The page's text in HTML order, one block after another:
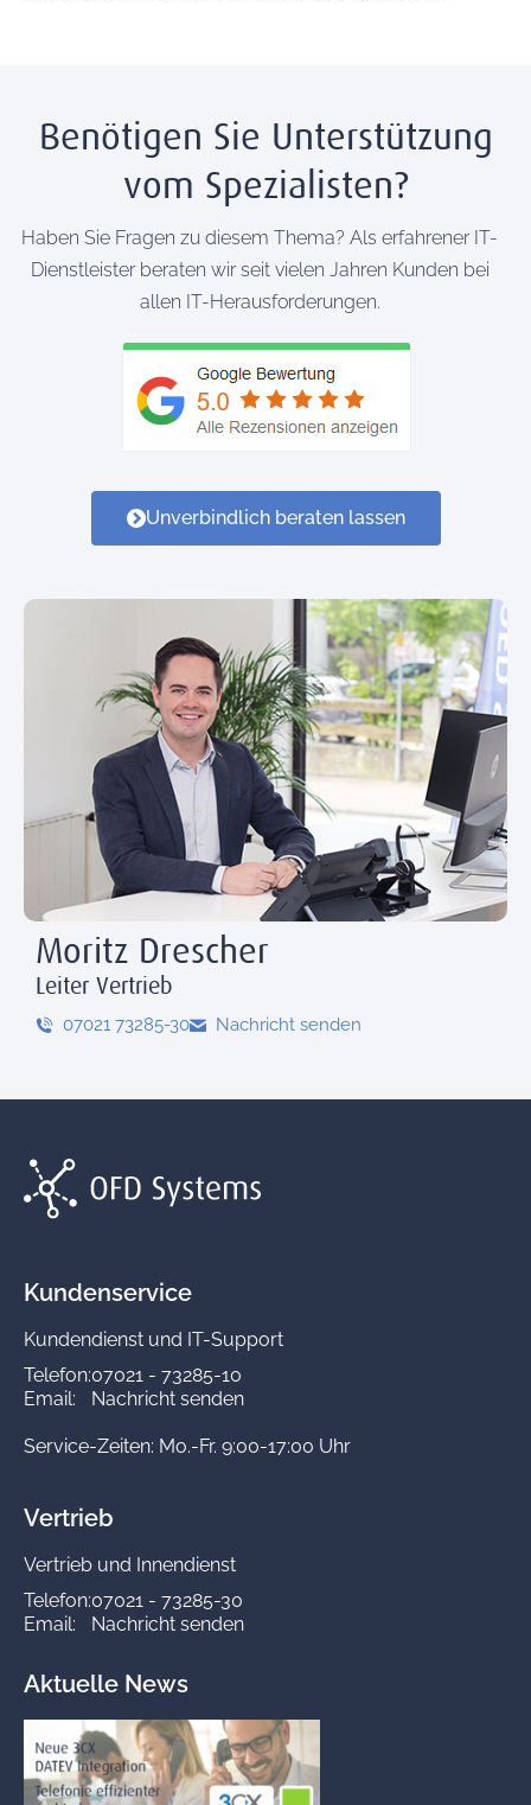
Benötigen Sie Unterstützung
vom Spezialisten?
Haben Sie Fragen zu diesem Thema? Als erfahrener IT-
Dienstleister beraten wir seit vielen Jahren Kunden bei
allen IT-Herausforderungen.
Unverbindlich beraten lassen
Moritz Drescher
Leiter Vertrieb
07021 73285-30 Nachricht senden
Kundenservice
Kundendienst und IT-Support
Telefon:07021 - 73285-10
Email:
Nachricht senden
Service-Zeiten: Mo.-Fr. 9:00-17:00 Uhr
Vertrieb
Vertrieb und Innendienst
Telefon:07021 - 73285-30
Email:
Nachricht senden
Aktuelle News